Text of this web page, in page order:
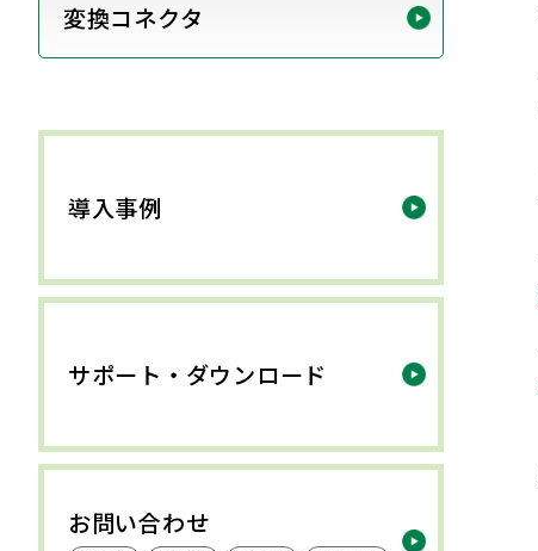
変換コネクタ
導入事例
サポート・ダウンロード
お問い合わせ